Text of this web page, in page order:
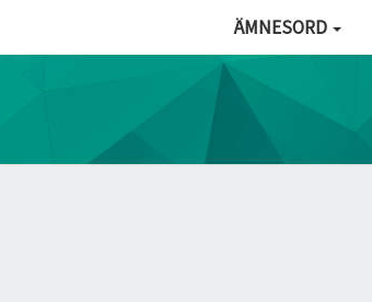
ÄMNESORD